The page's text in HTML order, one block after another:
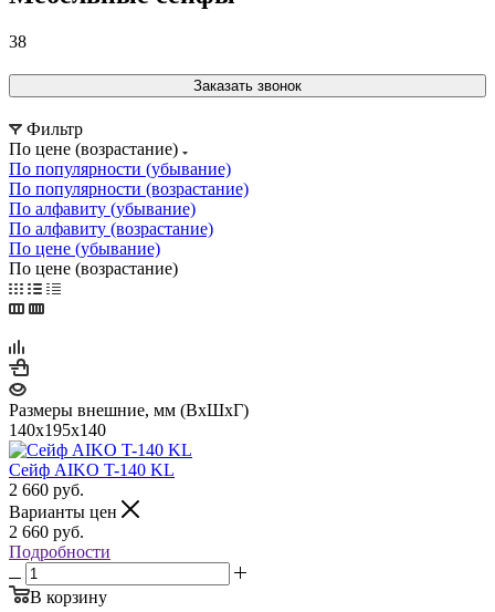
38
Заказать звонок
Фильтр
По цене (возрастание)
По популярности (убывание)
По популярности (возрастание)
По алфавиту (убывание)
По алфавиту (возрастание)
По цене (убывание)
По цене (возрастание)
Размеры внешние, мм (ВхШхГ)
140x195x140
Сейф AIKO T-140 KL
2 660 руб.
Варианты цен
2 660 руб.
Подробности
В корзину